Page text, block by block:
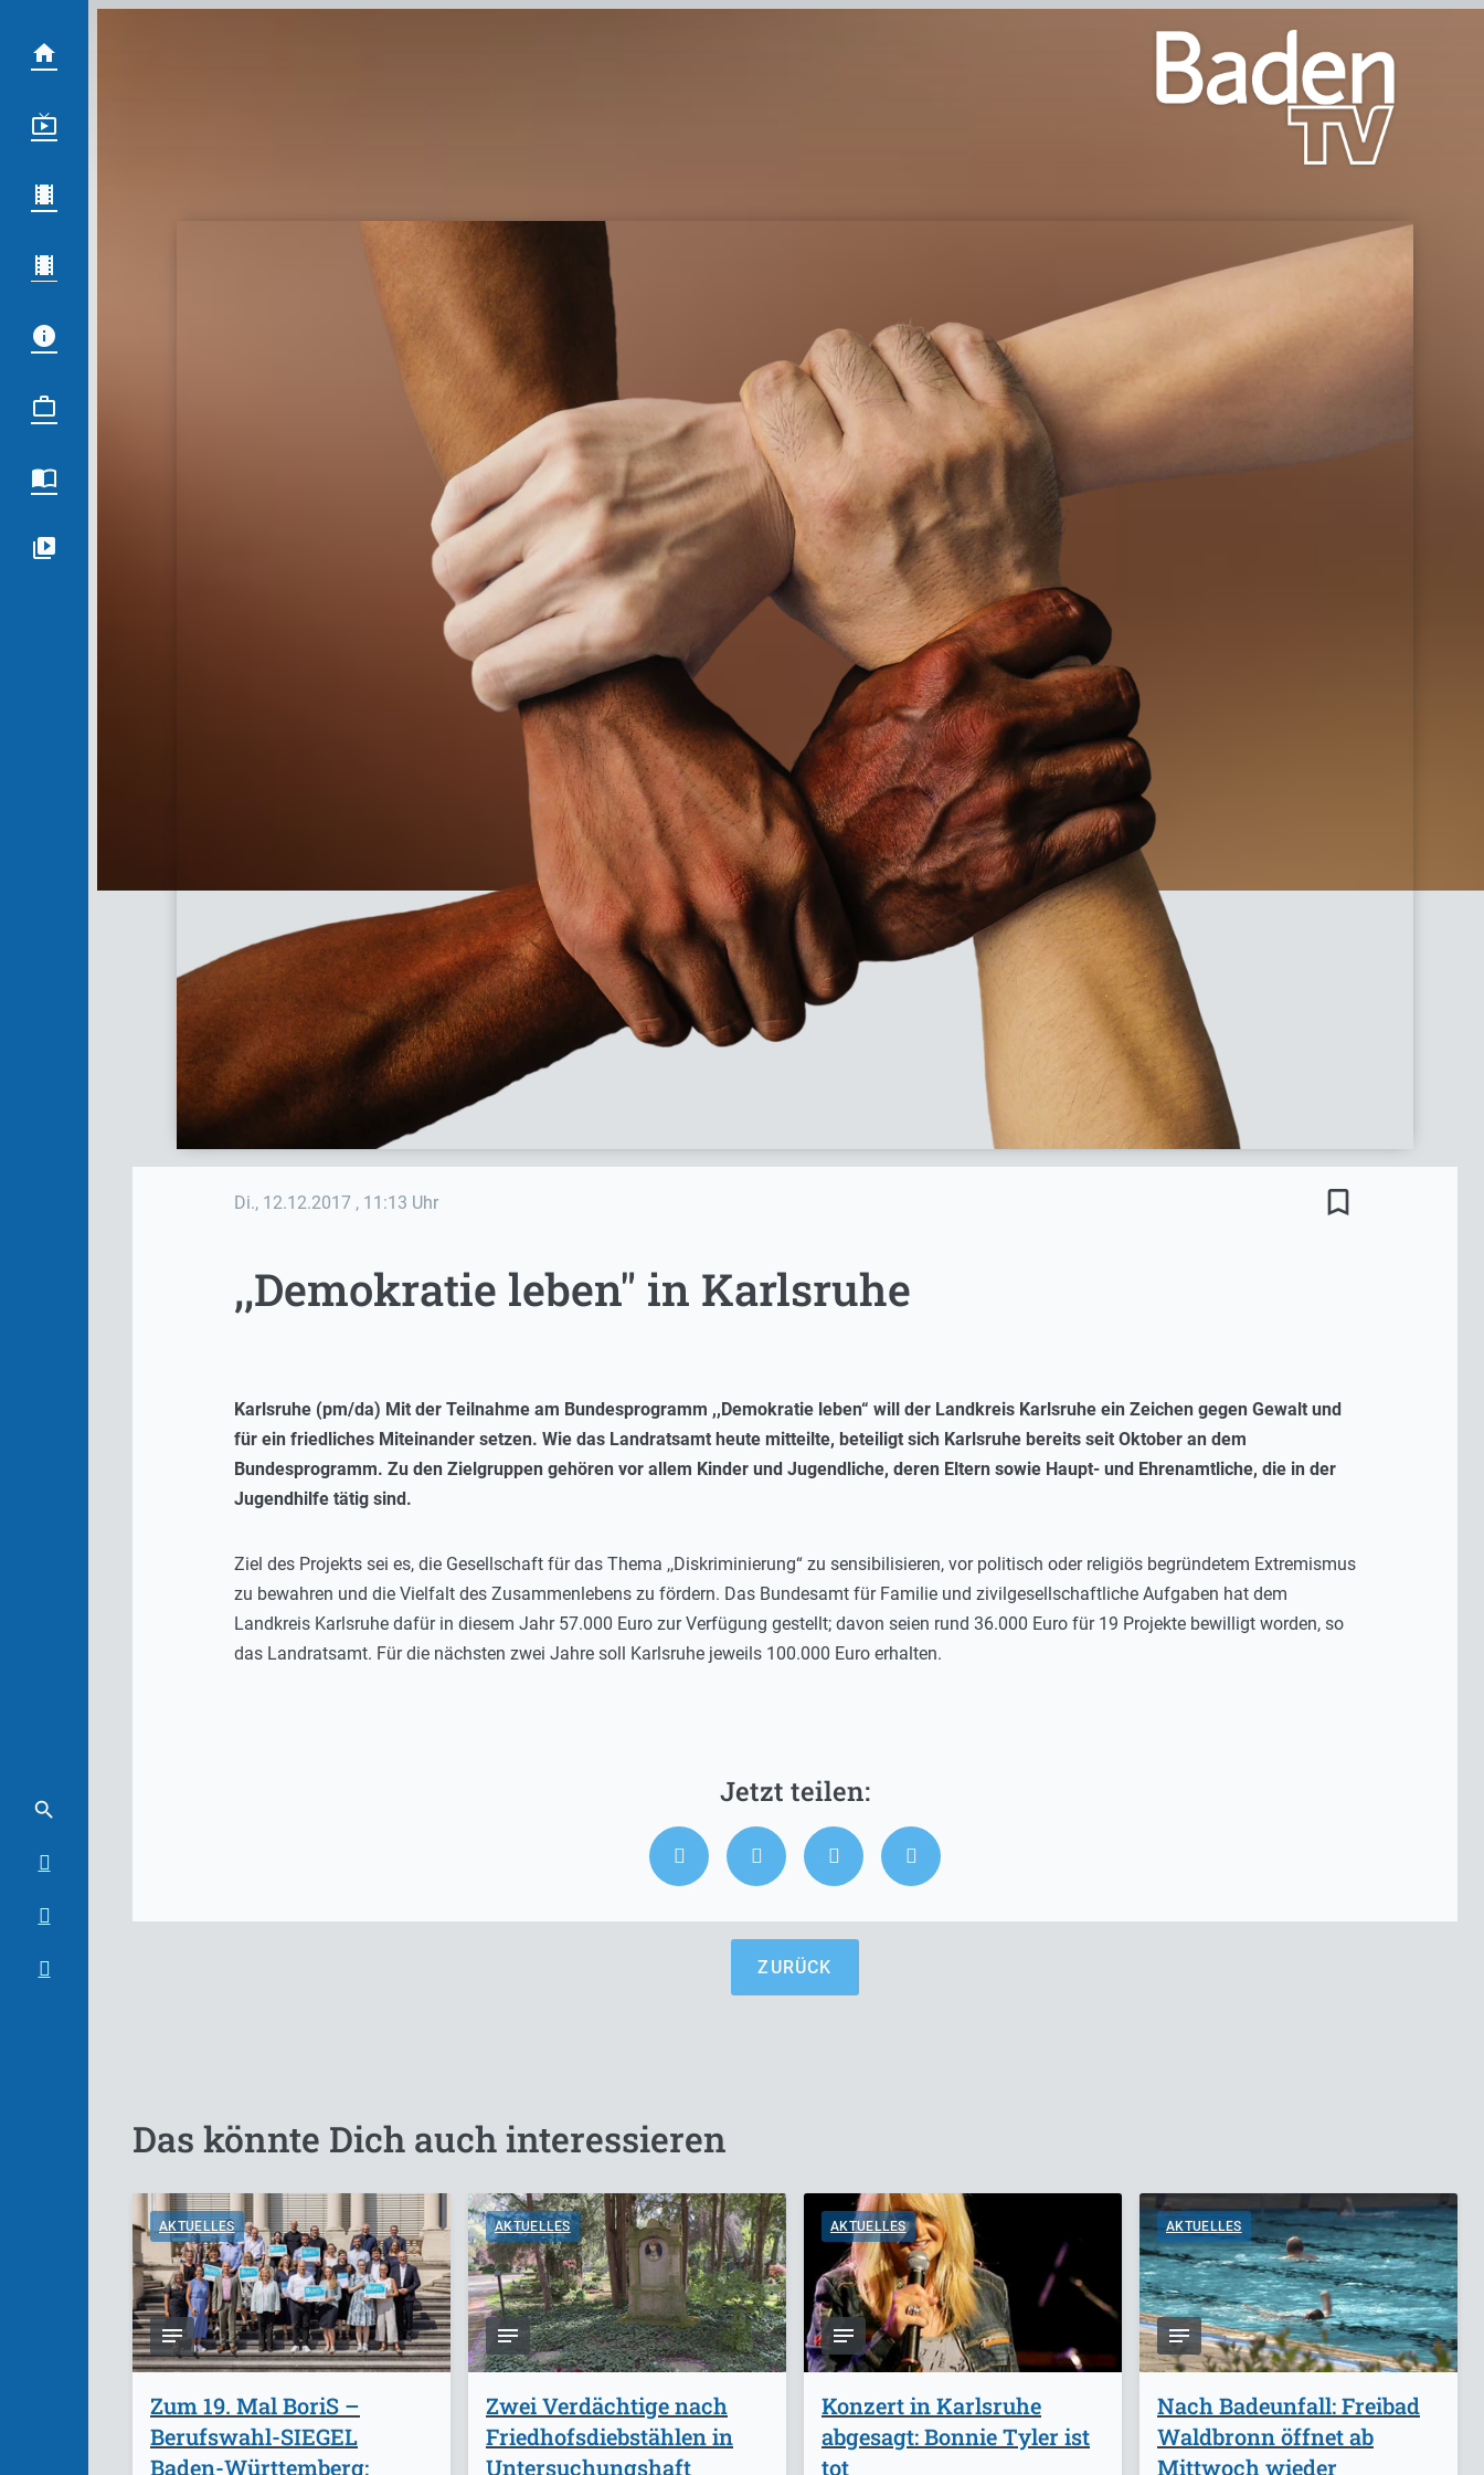
Di., 12.12.2017 , 11:13 Uhr bookmark_border
,,Demokratie leben" in Karlsruhe
Karlsruhe (pm/da) Mit der Teilnahme am Bundesprogramm ,,Demokratie leben“ will der Landkreis Karlsruhe ein Zeichen gegen Gewalt und
für ein friedliches Miteinander setzen. Wie das Landratsamt heute mitteilte, beteiligt sich Karlsruhe bereits seit Oktober an dem
Bundesprogramm. Zu den Zielgruppen gehören vor allem Kinder und Jugendliche, deren Eltern sowie Haupt- und Ehrenamtliche, die in der
Jugendhilfe tätig sind.
Ziel des Projekts sei es, die Gesellschaft für das Thema ,,Diskriminierung“ zu sensibilisieren, vor politisch oder religiös begründetem Extremismus
zu bewahren und die Vielfalt des Zusammenlebens zu fördern. Das Bundesamt für Familie und zivilgesellschaftliche Aufgaben hat dem
Landkreis Karlsruhe dafür in diesem Jahr 57.000 Euro zur Verfügung gestellt; davon seien rund 36.000 Euro für 19 Projekte bewilligt worden, so
das Landratsamt. Für die nächsten zwei Jahre soll Karlsruhe jeweils 100.000 Euro erhalten.
ZURÜCK
Das könnte Dich auch interessieren
AKTUELLES
Zum 19. Mal BoriS –
Berufswahl-SIEGEL
Baden-Württemberg:
AKTUELLES
Zwei Verdächtige nach
Friedhofsdiebstählen in
Untersuchungshaft
AKTUELLES
Konzert in Karlsruhe
abgesagt: Bonnie Tyler ist
tot
AKTUELLES
Nach Badeunfall: Freibad
Waldbronn öffnet ab
Mittwoch wieder